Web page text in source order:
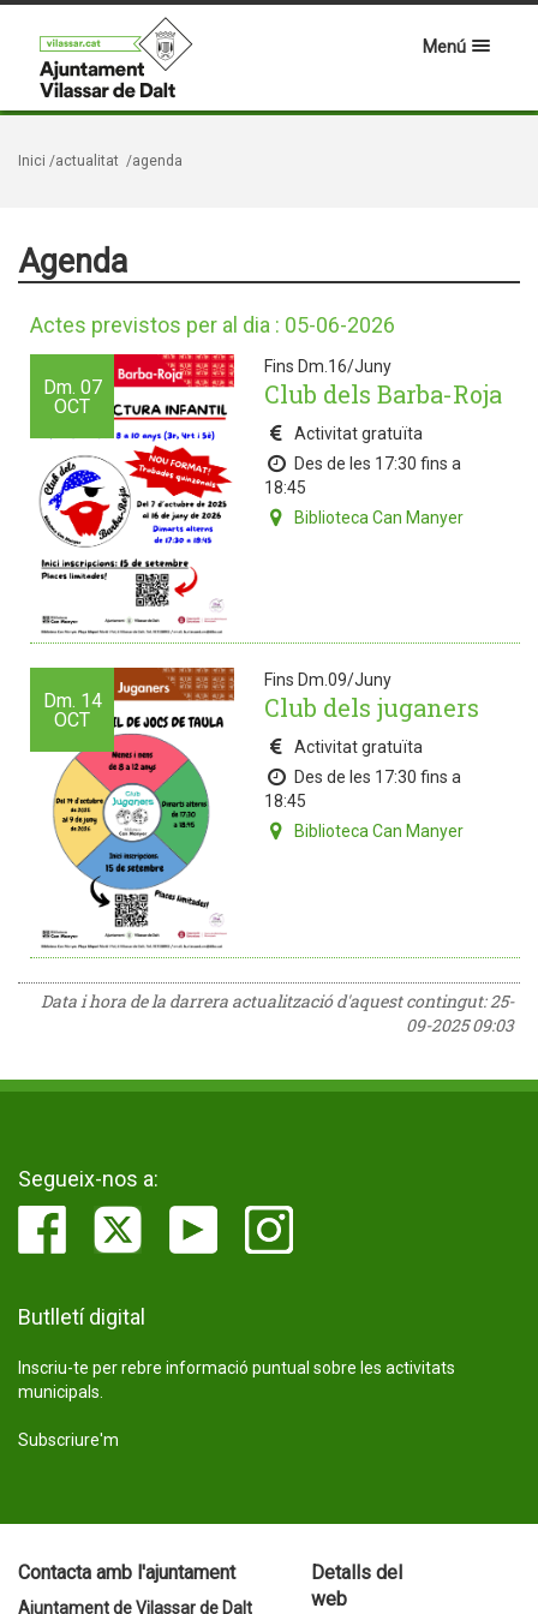
Menú
Inici /actualitat /agenda
Agenda
Actes previstos per al dia : 05-06-2026
Dm. 07
OCT
Fins Dm.16/Juny
Club dels Barba-Roja
Activitat gratuïta
Des de les 17:30 fins a
18:45
Biblioteca Can Manyer
Dm. 14
OCT
Fins Dm.09/Juny
Club dels juganers
Activitat gratuïta
Des de les 17:30 fins a
18:45
Biblioteca Can Manyer
Data i hora de la darrera actualització d'aquest contingut:25-
09-2025 09:03
Segueix-nos a:
Butlletí digital
Inscriu-te per rebre informació puntual sobre les activitats
municipals.
Subscriure'm
Contacta amb l'ajuntament
Ajuntament de Vilassar de Dalt
Detalls del
web